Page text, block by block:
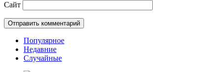
Сайт
Популярное
Недавние
Случайные